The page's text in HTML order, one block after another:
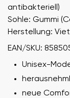
antibakteriell)
Sohle: Gummi
Herstellung:
EAN/SKU:
Unisex-
neue